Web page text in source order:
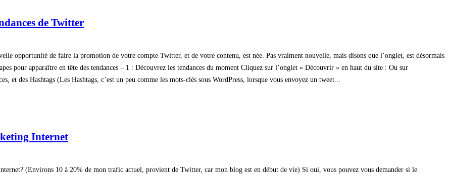
de Twitter
opportunité de faire la promotion de votre compte Twitter, et de votre contenu, est née. Pas vraiment nouvelle, mais disons que l’onglet, est désormais
pour apparaître en tête des tendances – 1 : Découvrez les tendances du moment Cliquez sur l’onglet « Découvrir » en haut du site : Ou sur
et des Hashtags (Les Hashtags, c’est un peu comme les mots-clés sous WordPress, lorsque vous envoyez un tweet...
Internet
(Environs 10 à 20% de mon trafic actuel, provient de Twitter, car mon blog est en début de vie) Si oui, vous pouvez vous demander si le